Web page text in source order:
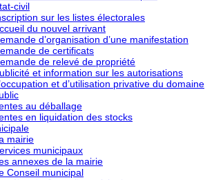
civil
sur les listes électorales
du nouvel arrivant
d’organisation d’une manifestation
de certificats
de relevé de propriété
et information sur les autorisations
et d’utilisation privative du domaine
au déballage
en liquidation des stocks
mairie
municipaux
annexes de la mairie
Conseil municipal